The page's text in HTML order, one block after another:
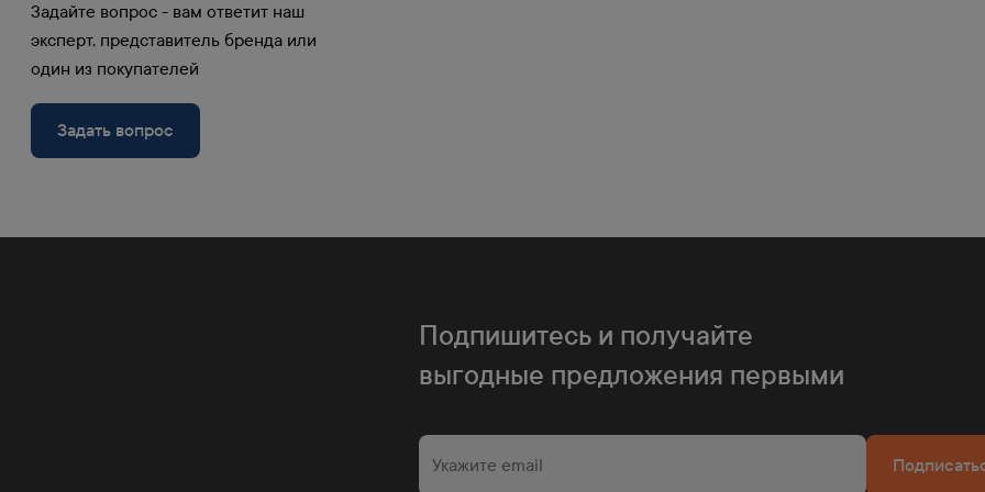
Бесплатная доставка при заказе от 100 тыс. руб.
Заказы свыше 100000 руб. бесплатно доставляем в населенный пункт, который расположен до 70 км от МКАД.
Доставка транспортной компанией
Задайте вопрос - вам ответит наш
эксперт, представитель бренда или
один из покупателей
Задать вопрос
Подпишитесь и получайте
выгодные предложения первыми